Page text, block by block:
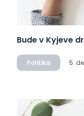
Bude v Kyjeve
Politika 5.